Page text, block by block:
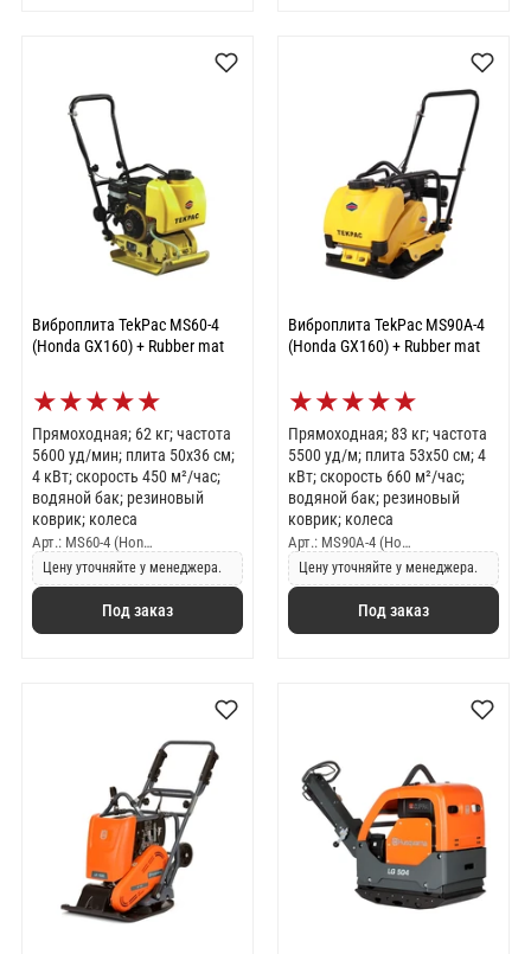
Виброплита TekPac MS60-4
(Honda GX160) + Rubber mat
★★★★★
Прямоходная; 62 кг; частота
5600 уд/мин; плита 50х36 см;
4 кВт; скорость 450 м²/час;
водяной бак; резиновый
коврик; колеса
Арт.: MS60-4 (Hon…
Цену уточняйте у менеджера.
Под заказ
Виброплита TekPac MS90A-4
(Honda GX160) + Rubber mat
★★★★★
Прямоходная; 83 кг; частота
5500 уд/м; плита 53x50 см; 4
кВт; скорость 660 м²/час;
водяной бак; резиновый
коврик; колеса
Арт.: MS90A-4 (Ho…
Цену уточняйте у менеджера.
Под заказ